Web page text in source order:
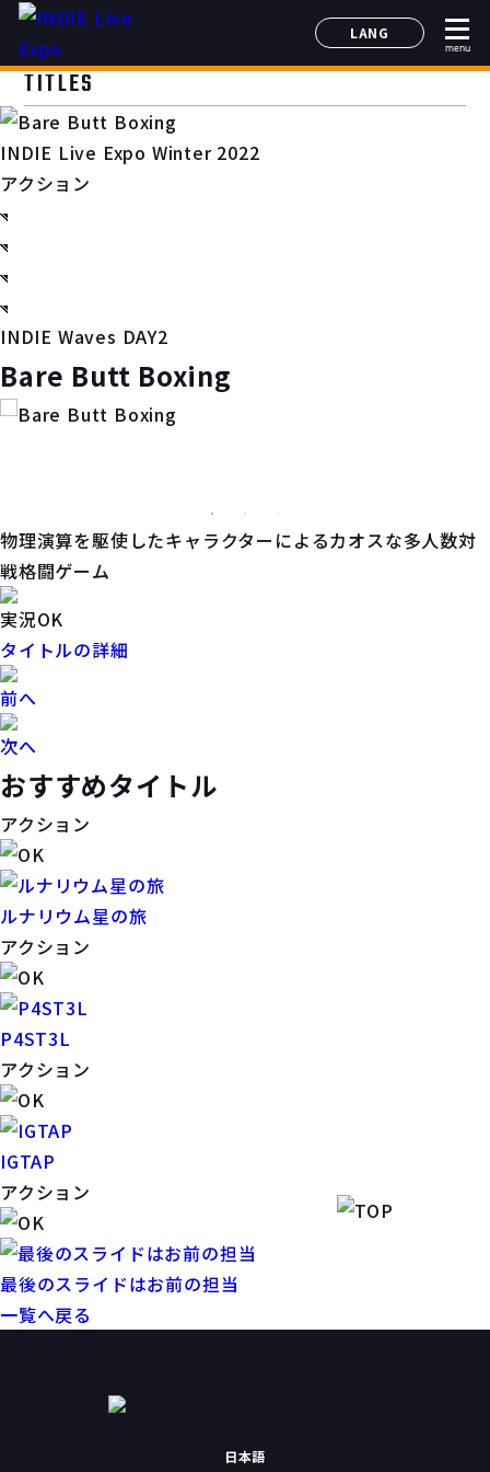
LANG
日本語
menu
TITLES
INDIE Live Expo Winter 2022
アクション
INDIE Waves DAY2
Bare Butt Boxing
物理演算を駆使したキャラクターによるカオスな多人数対
戦格闘ゲーム
実況OK
タイトルの詳細
前へ
次へ
おすすめタイトル
アクション
ルナリウム星の旅
アクション
P4ST3L
アクション
IGTAP
アクション
最後のスライドはお前の担当
一覧へ戻る
日本語